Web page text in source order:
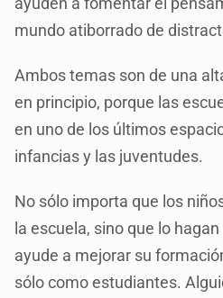
mundo atiborrado de
Ambos temas son de una
en principio, porque las
en uno de los últimos
infancias y las juventudes.
No sólo importa que los
la escuela, sino que lo
ayude a mejorar su
sólo como estudiantes.